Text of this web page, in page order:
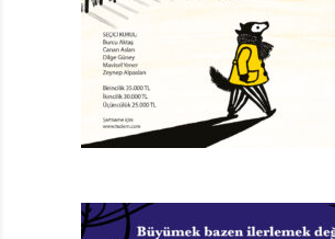
’nin sayfalarını minik beyler de
çevirsinler ve güzelim pastaları sadece
yemeyi değil, yapmayı da öğrensinler.